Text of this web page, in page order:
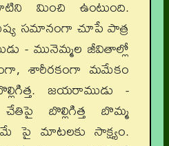
మించి ఉంటుంది.
సమానంగా చూపే పాత్ర
- మునెమ్మల జీవితాల్లో
శారీరకంగా మమేకం
జయరాముడు -
బొల్లిగిత్త బొమ్మ
పై మాటలకు సాక్ష్యం.